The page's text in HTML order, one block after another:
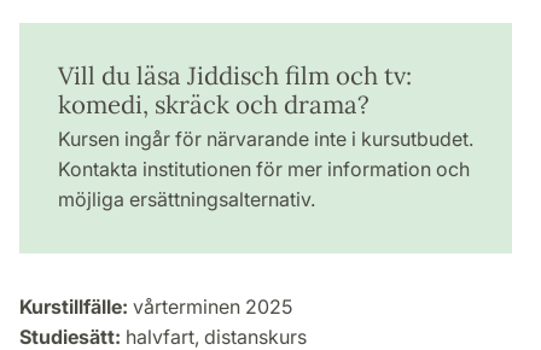
Vill du läsa Jiddisch film och tv:
komedi, skräck och drama?
Kursen ingår för närvarande inte i kursutbudet.
Kontakta institutionen för mer information och
möjliga ersättningsalternativ.
Kurstillfälle: vårterminen 2025
Studiesätt: halvfart, distanskurs